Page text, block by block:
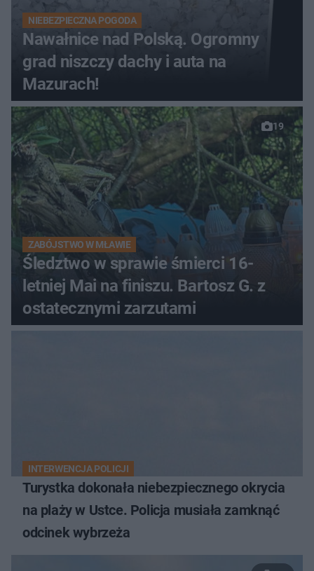
NIEBEZPIECZNA POGODA
Nawałnice nad Polską. Ogromny
grad niszczy dachy i auta na
Mazurach!
19
ZABÓJSTWO W MŁAWIE
Śledztwo w sprawie śmierci 16-
letniej Mai na finiszu. Bartosz G. z
ostatecznymi zarzutami
INTERWENCJA POLICJI
Turystka dokonała niebezpiecznego okrycia
na plaży w Ustce. Policja musiała zamknąć
odcinek wybrzeża